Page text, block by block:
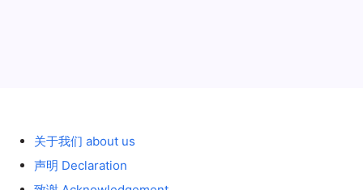
关于我们 about us
声明 Declaration